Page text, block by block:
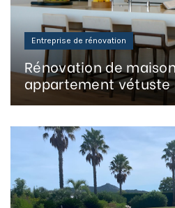
Entreprise de rénovation
Rénovation de
appartement vétuste